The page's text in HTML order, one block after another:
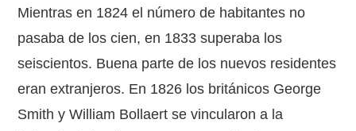
Mientras en 1824 el número de habitantes no
pasaba de los cien, en 1833 superaba los
seiscientos. Buena parte de los nuevos residentes
eran extranjeros. En 1826 los británicos George
Smith y William Bollaert se vincularon a la